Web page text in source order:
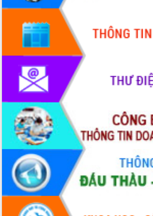
Tập huấn nâng cao năng lực triển khai
chuyển đổi số cho cán bộ, công chức
cấp xã
Đắk Lắk phát động hưởng ứng Ngày
Quyền của người tiêu dùng Việt Nam
2026
Đẩy mạnh cải cách hành chính, quyết
tâm đạt được mục tiêu tăng trưởng
hai con số trong năm 2026
Tổ chức trang trọng Lễ hội Đền thờ
Lương Văn Chánh năm 2026
Phó Bí thư Tỉnh ủy Đắk Lắk Đỗ Hữu
Huy giữ chức Bí thư Đảng ủy Ủy Ban
Nhân dân tỉnh
Bệnh án điện tử thúc đẩy chuyển đổi
số y tế tại Đắk Lắk
Chuyển đổi số thư viện: Mở rộng
không gian tri thức trong thời đại số
Đánh giá, rút kinh nghiệm công tác tổ
chức diễn tập trước ngày bầu cử